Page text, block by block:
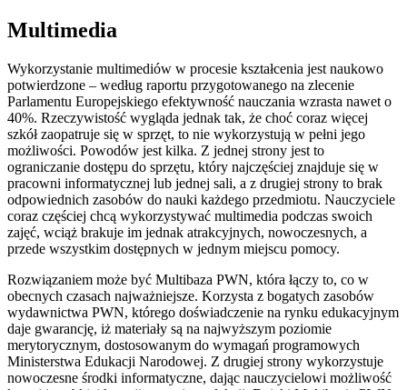
Multimedia
Wykorzystanie multimediów w procesie kształcenia jest naukowo
potwierdzone – według raportu przygotowanego na zlecenie
Parlamentu Europejskiego efektywność nauczania wzrasta nawet o
40%. Rzeczywistość wygląda jednak tak, że choć coraz więcej
szkół zaopatruje się w sprzęt, to nie wykorzystują w pełni jego
możliwości. Powodów jest kilka. Z jednej strony jest to
ograniczanie dostępu do sprzętu, który najczęściej znajduje się w
pracowni informatycznej lub jednej sali, a z drugiej strony to brak
odpowiednich zasobów do nauki każdego przedmiotu. Nauczyciele
coraz częściej chcą wykorzystywać multimedia podczas swoich
zajęć, wciąż brakuje im jednak atrakcyjnych, nowoczesnych, a
przede wszystkim dostępnych w jednym miejscu pomocy.
Rozwiązaniem może być Multibaza PWN, która łączy to, co w
obecnych czasach najważniejsze. Korzysta z bogatych zasobów
wydawnictwa PWN, którego doświadczenie na rynku edukacyjnym
daje gwarancję, iż materiały są na najwyższym poziomie
merytorycznym, dostosowanym do wymagań programowych
Ministerstwa Edukacji Narodowej. Z drugiej strony wykorzystuje
nowoczesne środki informatyczne, dając nauczycielowi możliwość